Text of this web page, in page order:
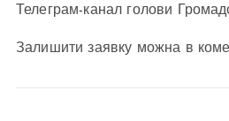
Телеграм-канал голови
Залишити заявку можна в